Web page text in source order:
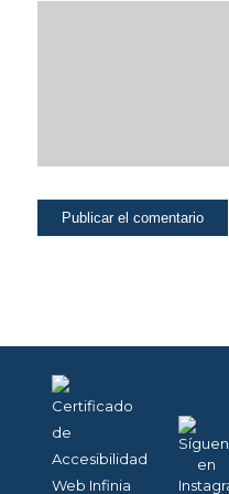
continua.
desactivadas por
funcionalidad y
personalización de
nuestra página web
en base a tus
preferencias.
Puedes activarlas o
desactivarlas.